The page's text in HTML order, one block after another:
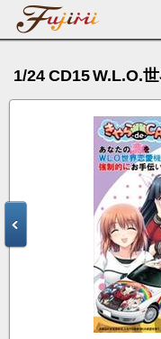
1/24 CD15 W.L.O.